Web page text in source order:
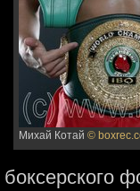
Михай Котай ©
боксерского